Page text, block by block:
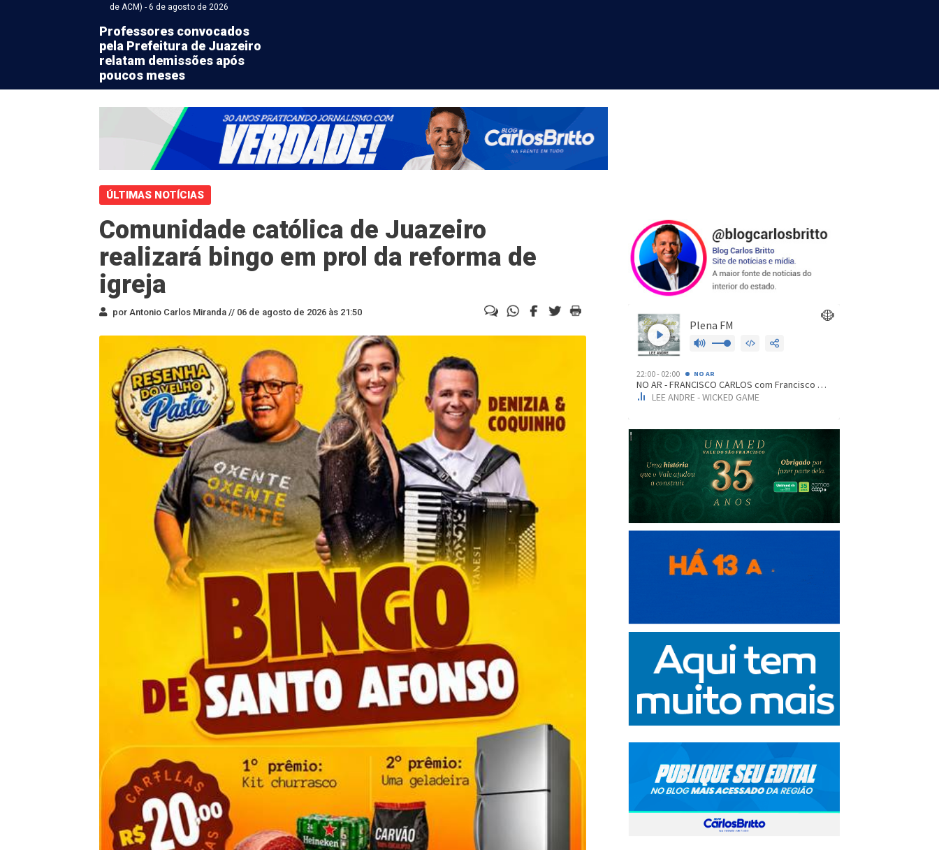
de ACM) - 6 de agosto de 2026
Professores convocados
pela Prefeitura de Juazeiro
relatam demissões após
poucos meses
ÚLTIMAS NOTÍCIAS
Comunidade católica de Juazeiro
realizará bingo em prol da reforma de
igreja
por Antonio Carlos Miranda // 06 de agosto de 2026 às 21:50